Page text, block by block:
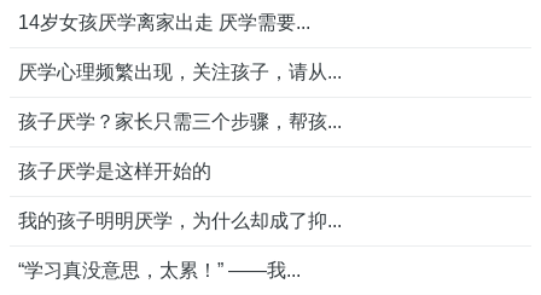
14岁女孩厌学离家出走 厌学需要...
厌学心理频繁出现，关注孩子，请从...
孩子厌学？家长只需三个步骤，帮孩...
孩子厌学是这样开始的
我的孩子明明厌学，为什么却成了抑...
“学习真没意思，太累！” ——我...